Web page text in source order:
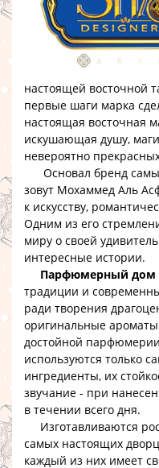
настоящей восточной
первые шаги марка
настоящая восточная
искушающая душу,
невероятно
Основал бренд
зовут Мохаммед Аль
к искусству,
Одним из его
миру о своей
интересные истории.
Парфюмерный
традиции и
ради творения
оригинальные
достойной
используются только
ингредиенты, их
звучание - при
в течении всего дня.
Изготавливаются
самых настоящих
каждый из них имеет